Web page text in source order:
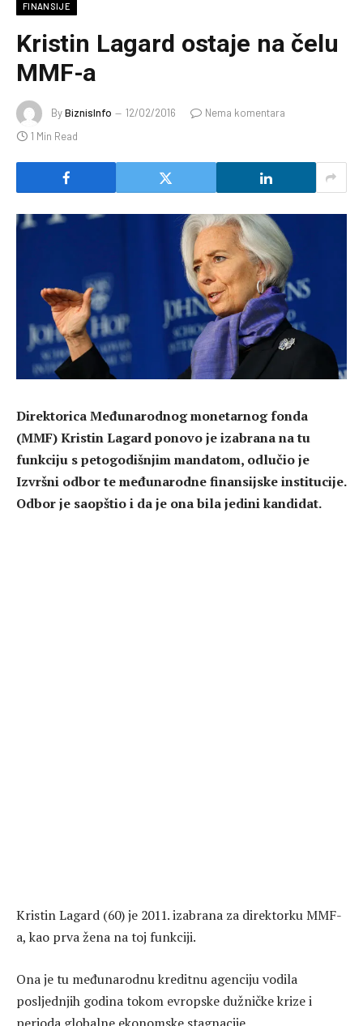
FINANSIJE
Kristin Lagard ostaje na čelu
MMF-a
ByBiznisInfo 12/02/2016
Nema komentara
1 Min Read
Direktorica Međunarodnog monetarnog fonda
(MMF) Kristin Lagard ponovo je izabrana na tu
funkciju s petogodišnjim mandatom, odlučio je
Izvršni odbor te međunarodne finansijske institucije.
Odbor je saopštio i da je ona bila jedini kandidat.
Kristin Lagard (60) je 2011. izabrana za direktorku MMF-
a, kao prva žena na toj funkciji.
Ona je tu međunarodnu kreditnu agenciju vodila
posljednjih godina tokom evropske dužničke krize i
perioda globalne ekonomske stagnacije.